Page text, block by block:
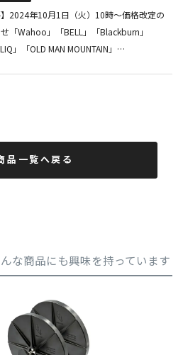
品一覧へ戻る
な商品にも興味を持っています